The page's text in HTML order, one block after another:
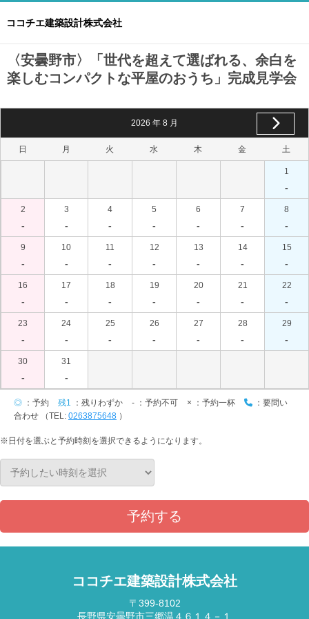
ココチエ建築設計株式会社
〈安曇野市〉「世代を超えて選ばれる、余白を
楽しむコンパクトな平屋のおうち」完成見学会
2026 年 8 月
日 月 火 水 木 金 土
1
-
2
-
3
-
4
-
5
-
6
-
7
-
8
-
9
-
10
-
11
-
12
-
13
-
14
-
15
-
16
-
17
-
18
-
19
-
20
-
21
-
22
-
23
-
24
-
25
-
26
-
27
-
28
-
29
-
30
-
31
-
◎ ：予約 残1 ：残りわずか - ：予約不可 × ：予約一杯
：要問い
合わせ （TEL: 0263875648 ）
※日付を選ぶと予約時刻を選択できるようになります。
予約する
ココチエ建築設計株式会社
〒399-8102
長野県安曇野市三郷温４６１４－１